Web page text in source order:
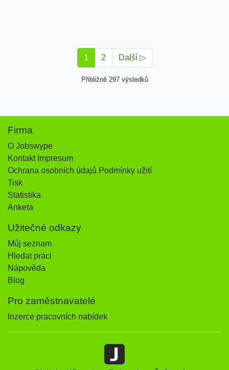
1 2 Další ▷
Přibližně 297 výsledků
Firma
O Jobswype
Kontakt Impresum
Ochrana osobních údajů Podmínky užití
Tisk
Statistika
Anketa
Užitečné odkazy
Můj seznam
Hledat práci
Nápověda
Blog
Pro zaměstnavatelé
Inzerce pracovních nabídek